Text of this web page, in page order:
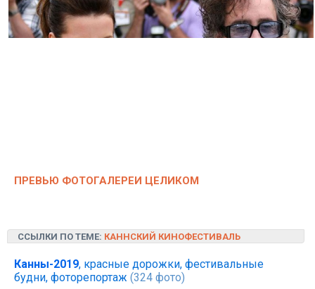
ПРЕВЬЮ ФОТОГАЛЕРЕИ ЦЕЛИКОМ
ССЫЛКИ ПО ТЕМЕ: КАННСКИЙ КИНОФЕСТИВАЛЬ
Канны-2019, красные дорожки, фестивальные
будни, фоторепортаж (324 фото)